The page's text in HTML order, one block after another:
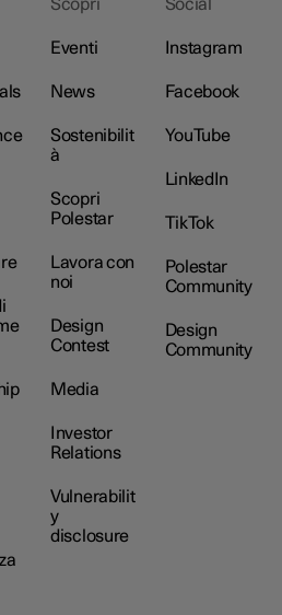
Scopri
Eventi
News
Sostenibilit
à
Scopri
Polestar
Lavora con
noi
Design
Contest
Media
Investor
Relations
Vulnerabilit
y
disclosure
Social
Instagram
Facebook
YouTube
LinkedIn
TikTok
Polestar
Community
Design
Community